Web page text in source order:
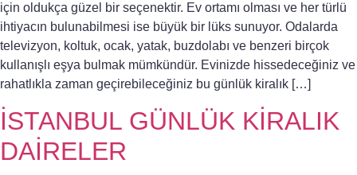
için oldukça güzel bir seçenektir. Ev ortamı olması ve her türlü
ihtiyacın bulunabilmesi ise büyük bir lüks sunuyor. Odalarda
televizyon, koltuk, ocak, yatak, buzdolabı ve benzeri birçok
kullanışlı eşya bulmak mümkündür. Evinizde hissedeceğiniz ve
rahatlıkla zaman geçirebileceğiniz bu günlük kiralık […]
İSTANBUL GÜNLÜK KİRALIK
DAİRELER